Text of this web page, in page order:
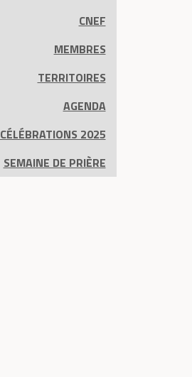
CNEF
MEMBRES
TERRITOIRES
AGENDA
CÉLÉBRATIONS 2025
SEMAINE DE PRIÈRE